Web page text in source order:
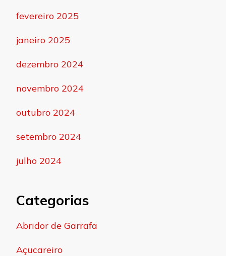
fevereiro 2025
janeiro 2025
dezembro 2024
novembro 2024
outubro 2024
setembro 2024
julho 2024
Categorias
Abridor de Garrafa
Açucareiro